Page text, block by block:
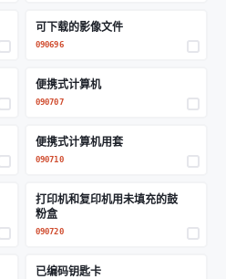
可下载的影像文件
090696
便携式计算机
090707
便携式计算机用套
090710
打印机和复印机用未填充的鼓
粉盒
090720
已编码钥匙卡